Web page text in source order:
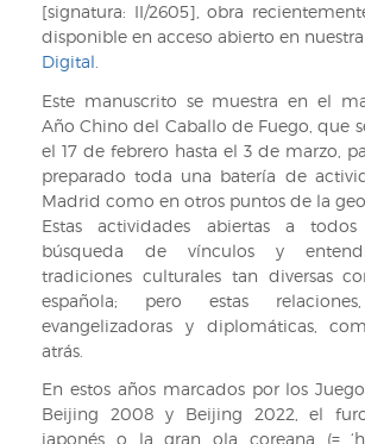
[signatura: II/2605], obra
disponible en acceso abierto en nuestra
Digital.
Este manuscrito se muestra en el
Año Chino del Caballo de Fuego, que
el 17 de febrero hasta el 3 de marzo,
preparado toda una batería de
Madrid como en otros puntos de la
Estas actividades abiertas a
búsqueda de vínculos y
tradiciones culturales tan diversas
española; pero estas relaciones,
evangelizadoras y diplomáticas,
atrás.
En estos años marcados por los
Beijing 2008 y Beijing 2022, el
japonés o la gran ola coreana (=